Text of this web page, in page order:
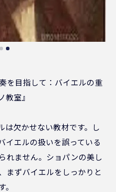
を目指して：バイエルの重
室』
は欠かせない教材です。し
イエルの扱いを誤っている
れません。ショパンの美し
まずバイエルをしっかりと